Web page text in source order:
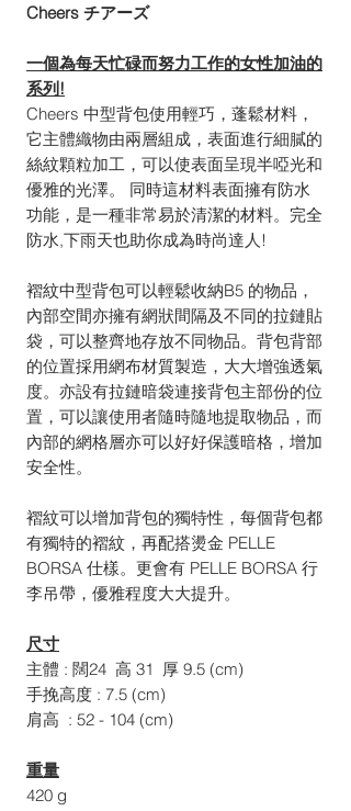
Cheers チアーズ
一個為每天忙碌而努力工作的女性加油的
系列!
Cheers 中型背包使用輕巧，蓬鬆材料，
它主體織物由兩層組成，表面進行細膩的
絲紋顆粒加工，可以使表面呈現半啞光和
優雅的光澤。 同時這材料表面擁有防水
功能，是一種非常易於清潔的材料。完全
防水,下雨天也助你成為時尚達人!
褶紋中型背包可以輕鬆收納B5 的物品，
內部空間亦擁有網狀間隔及不同的拉鏈貼
袋，可以整齊地存放不同物品。背包背部
的位置採用網布材質製造，大大增強透氣
度。亦設有拉鏈暗袋連接背包主部份的位
置，可以讓使用者隨時隨地提取物品，而
內部的網格層亦可以好好保護暗格，增加
安全性。
褶紋可以增加背包的獨特性，每個背包都
有獨特的褶紋，再配搭燙金 PELLE
BORSA 仕樣。更會有 PELLE BORSA 行
李吊帶，優雅程度大大提升。
尺寸
主體 : 闊24 高 31 厚 9.5 (cm)
手挽高度 : 7.5 (cm)
肩高 : 52 - 104 (cm)
重量
420 g